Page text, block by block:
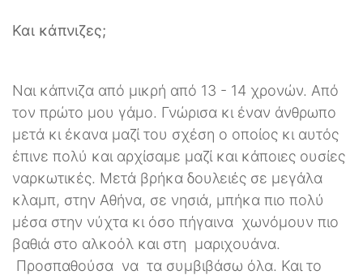
Και κάπνιζες;
Ναι κάπνιζα από μικρή από 13 - 14 χρονών. Από
τον πρώτο μου γάμο. Γνώρισα κι έναν άνθρωπο
μετά κι έκανα μαζί του σχέση ο οποίος κι αυτός
έπινε πολύ και αρχίσαμε μαζί και κάποιες ουσίες
ναρκωτικές. Μετά βρήκα δουλειές σε μεγάλα
κλαμπ, στην Αθήνα, σε νησιά, μπήκα πιο πολύ
μέσα στην νύχτα κι όσο πήγαινα χωνόμουν πιο
βαθιά στο αλκοόλ και στη μαριχουάνα.
Προσπαθούσα να τα συμβιβάσω όλα. Και το